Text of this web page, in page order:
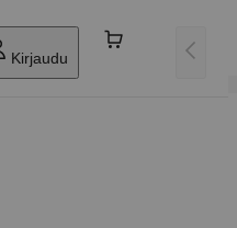
Kirjaudu